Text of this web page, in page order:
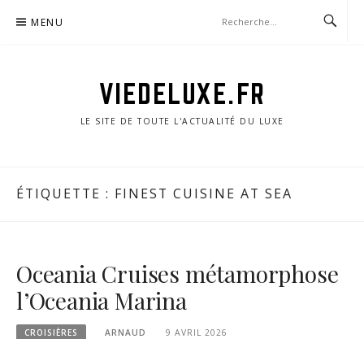
MENU
VIEDELUXE.FR
LE SITE DE TOUTE L'ACTUALITÉ DU LUXE
ÉTIQUETTE : FINEST CUISINE AT SEA
Oceania Cruises métamorphose
l’Oceania Marina
CROISIÈRES ARNAUD 9 AVRIL 2026